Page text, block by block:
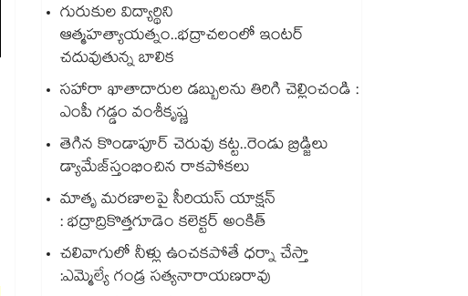
గురుకుల విద్యార్థిని
ఆత్మహత్యాయత్నం..భద్రాచలంలో ఇంటర్
చదువుతున్న బాలిక
సహారా ఖాతాదారుల డబ్బులను తిరిగి చెల్లించండి :
ఎంపీ గడ్డం వంశీకృష్ణ
తెగిన కొండాపూర్‌‌‌‌ చెరువు కట్ట..రెండు బ్రిడ్జి‌‌‌‌లు
డ్యామేజ్‌‌‌‌‌‌‌‌స్తంభించిన రాకపోకలు ‌‌‌‌
మాతృ మరణాలపై సీరియస్ యాక్షన్
: భద్రాద్రికొత్తగూడెం కలెక్టర్ అంకిత్
చలివాగులో నీళ్లు ఉంచకపోతే ధర్నా చేస్తా
:ఎమ్మెల్యే గండ్ర సత్యనారాయణరావు